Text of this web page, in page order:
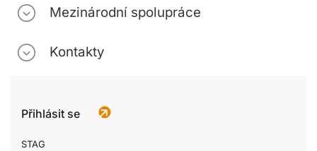
Mezinárodní spolupráce
Kontakty
Přihlásit se
STAG